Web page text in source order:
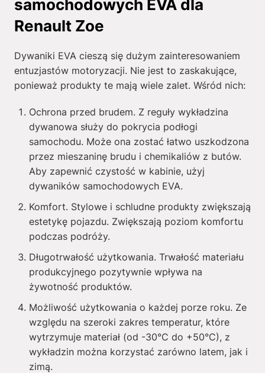
samochodowych EVA dla
Renault Zoe
Dywaniki EVA cieszą się dużym zainteresowaniem
entuzjastów motoryzacji. Nie jest to zaskakujące,
ponieważ produkty te mają wiele zalet. Wśród nich:
Ochrona przed brudem. Z reguły wykładzina
dywanowa służy do pokrycia podłogi
samochodu. Może ona zostać łatwo uszkodzona
przez mieszaninę brudu i chemikaliów z butów.
Aby zapewnić czystość w kabinie, użyj
dywaników samochodowych EVA.
Komfort. Stylowe i schludne produkty zwiększają
estetykę pojazdu. Zwiększają poziom komfortu
podczas podróży.
Długotrwałość użytkowania. Trwałość materiału
produkcyjnego pozytywnie wpływa na
żywotność produktów.
Możliwość użytkowania o każdej porze roku. Ze
względu na szeroki zakres temperatur, które
wytrzymuje materiał (od -30°C do +50°C), z
wykładzin można korzystać zarówno latem, jak i
zimą.